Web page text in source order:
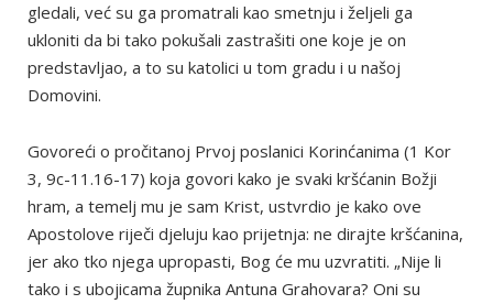
gledali, već su ga promatrali kao smetnju i željeli ga
ukloniti da bi tako pokušali zastrašiti one koje je on
predstavljao, a to su katolici u tom gradu i u našoj
Domovini.
Govoreći o pročitanoj Prvoj poslanici Korinćanima (1 Kor
3, 9c-11.16-17) koja govori kako je svaki kršćanin Božji
hram, a temelj mu je sam Krist, ustvrdio je kako ove
Apostolove riječi djeluju kao prijetnja: ne dirajte kršćanina,
jer ako tko njega upropasti, Bog će mu uzvratiti. „Nije li
tako i s ubojicama župnika Antuna Grahovara? Oni su